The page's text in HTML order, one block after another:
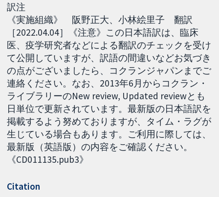
訳注
《実施組織》 阪野正大、小林絵里子 翻訳
［2022.04.04］《注意》この日本語訳は、臨床
医、疫学研究者などによる翻訳のチェックを受け
て公開していますが、訳語の間違いなどお気づき
の点がございましたら、コクランジャパンまでご
連絡ください。なお、2013年6月からコクラン・
ライブラリーのNew review, Updated reviewとも
日単位で更新されています。最新版の日本語訳を
掲載するよう努めておりますが、タイム・ラグが
生じている場合もあります。ご利用に際しては、
最新版（英語版）の内容をご確認ください。
《CD011135.pub3》
Citation